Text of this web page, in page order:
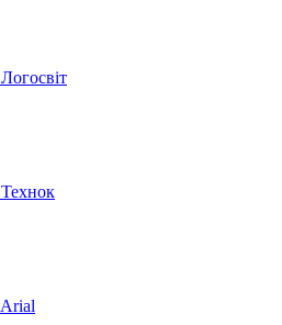
Логосвіт
Технок
Arial